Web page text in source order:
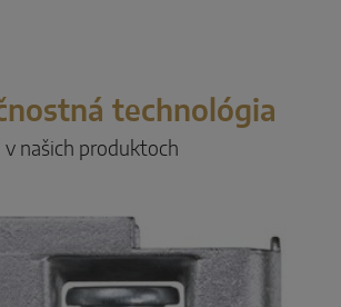
technológia
v našich produktoch